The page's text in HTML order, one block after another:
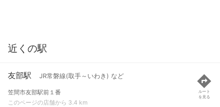
近くの駅
友部駅 JR常磐線(取手～いわき) など
笠間市友部駅前１番
このページの店舗から 3.4 km
ルート
を見る